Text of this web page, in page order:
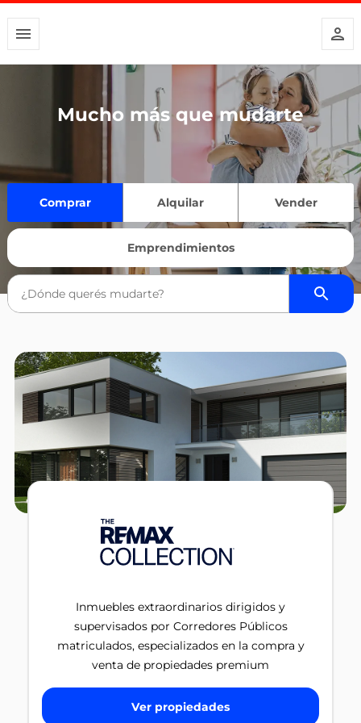
Mucho más que mudarte
Comprar Alquilar Vender
Emprendimientos
Inmuebles extraordinarios dirigidos y
supervisados por Corredores Públicos
matriculados, especializados en la compra y
venta de propiedades premium
Ver propiedades